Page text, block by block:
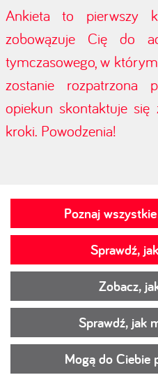
Ankieta to pierwszy
zobowązuje Cię do
tymczasowego, w
zostanie rozpatrzona
opiekun skontaktuje
kroki. Powodzenia!
Poznaj
Sprawdź,
Zobacz,
Sprawdź, jak
Mogą do Ciebie